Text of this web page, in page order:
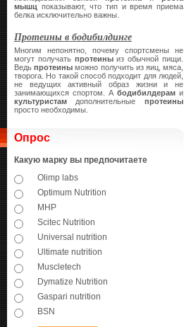
мышц показывают, что тип и время приема
белка исключительно важны.
Протеины в бодибилдинге
Многим непонятно, почему спортсмены не
могут получать протеиныиз обычной пищи.
Ведьпротеины можно получить из яиц, мяса,
творога. Но такой способ подходит для людей,
не ведущих активный образ жизни и не
занимающихся спортом. А бодибилдерам и
культуристам дополнительные протеины
просто необходимы.
Опрос
Какую марку вы предпочитаете
Olimp labs
Optimum Nutrition
MHP
Scitec Nutrition
Universal nutrition
Ultimate nutrition
Muscletech
Dymatize Nutrition
Gaspari nutrition
BSN